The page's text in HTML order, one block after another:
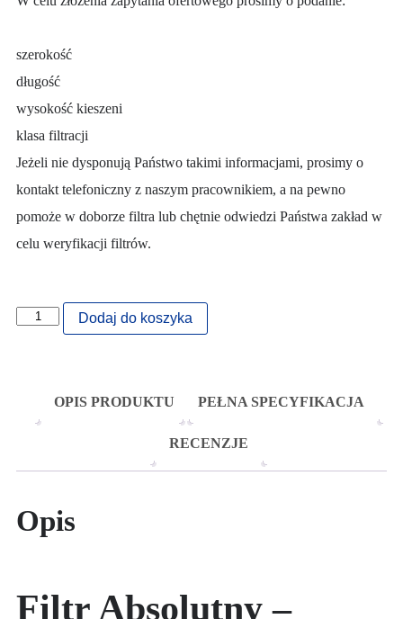
szerokość
długość
wysokość kieszeni
klasa filtracji
Jeżeli nie dysponują Państwo takimi informacjami, prosimy o
kontakt telefoniczny z naszym pracownikiem, a na pewno
pomoże w doborze filtra lub chętnie odwiedzi Państwa zakład w
celu weryfikacji filtrów.
Dodaj do koszyka
OPIS PRODUKTU PEŁNA SPECYFIKACJA
RECENZJE
Opis
Filtr Absolutny –